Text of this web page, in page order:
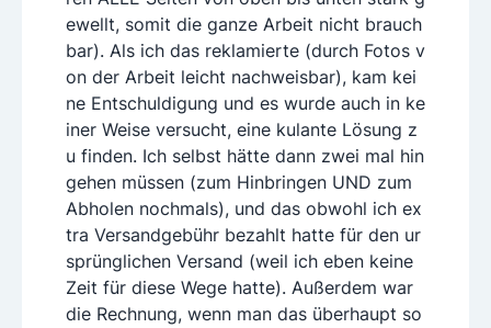
ewellt, somit die ganze Arbeit nicht brauch
bar). Als ich das reklamierte (durch Fotos v
on der Arbeit leicht nachweisbar), kam kei
ne Entschuldigung und es wurde auch in ke
iner Weise versucht, eine kulante Lösung z
u finden. Ich selbst hätte dann zwei mal hin
gehen müssen (zum Hinbringen UND zum
Abholen nochmals), und das obwohl ich ex
tra Versandgebühr bezahlt hatte für den ur
sprünglichen Versand (weil ich eben keine
Zeit für diese Wege hatte). Außerdem war
die Rechnung, wenn man das überhaupt so